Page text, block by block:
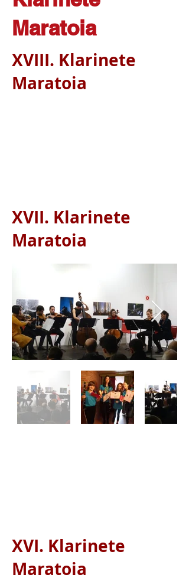
Maratoia
XVIII. Klarinete
Maratoia
XVII. Klarinete
Maratoia
XVI. Klarinete
Maratoia